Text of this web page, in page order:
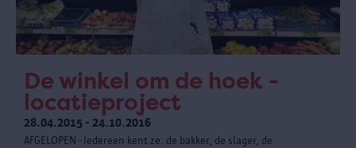
De winkel om de hoek -
locatieproject
28.04.2015 - 24.10.2016
AFGELOPEN - Iedereen kent ze: de bakker, de slager, de